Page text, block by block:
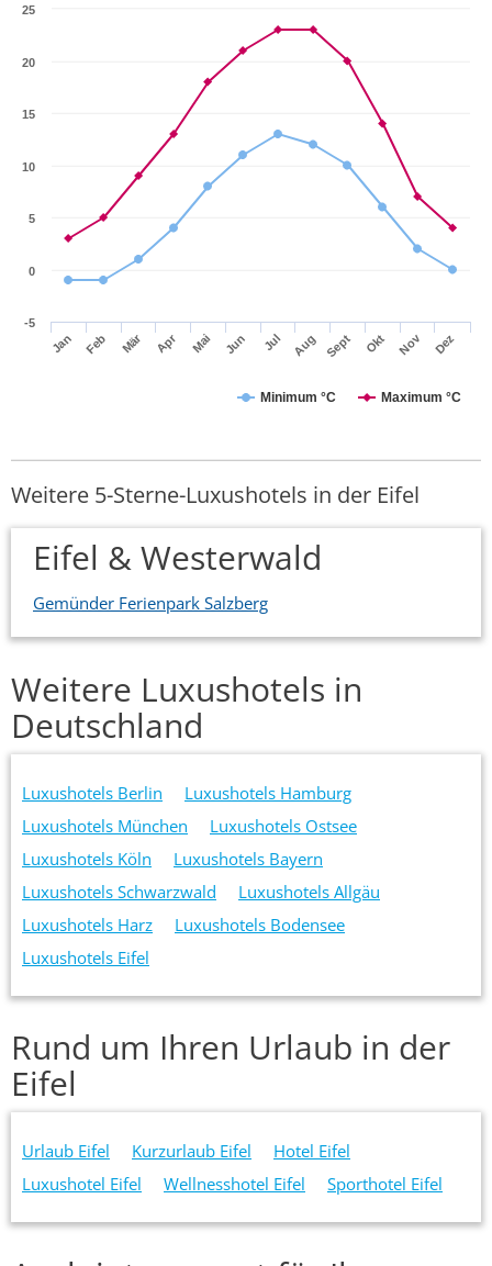
Minimum °C Maximum °C
Jan Feb Mär Apr Mai Jun Jul Aug Sept Okt Nov Dez
-5
0
5
10
15
20
25
Weitere 5-Sterne-Luxushotels in der Eifel
Eifel & Westerwald
Gemünder Ferienpark Salzberg
Weitere Luxushotels in
Deutschland
Luxushotels Berlin
Luxushotels Hamburg
Luxushotels München
Luxushotels Ostsee
Luxushotels Köln
Luxushotels Bayern
Luxushotels Schwarzwald
Luxushotels Allgäu
Luxushotels Harz
Luxushotels Bodensee
Luxushotels Eifel
Rund um Ihren Urlaub in der
Eifel
Urlaub Eifel Kurzurlaub Eifel
Hotel Eifel
Luxushotel Eifel
Wellnesshotel Eifel Sporthotel Eifel